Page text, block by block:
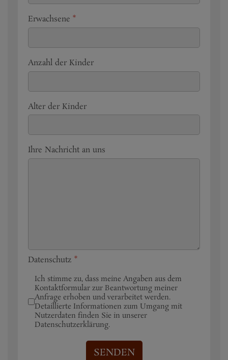
Erwachsene *
Anzahl der Kinder
Alter der Kinder
Ihre Nachricht an uns
Datenschutz *
Ich stimme zu, dass meine Angaben aus dem
Kontaktformular zur Beantwortung meiner
Anfrage erhoben und verarbeitet werden.
Detaillierte Informationen zum Umgang mit
Nutzerdaten finden Sie in unserer
Datenschutzerklärung.
SENDEN